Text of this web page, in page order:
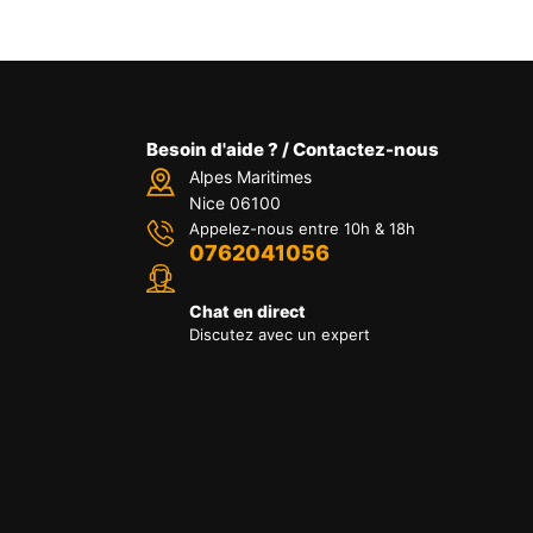
Besoin d'aide ? / Contactez-nous
Alpes Maritimes
Nice 06100
Appelez-nous entre 10h & 18h
0762041056
Chat en direct
Discutez avec un expert